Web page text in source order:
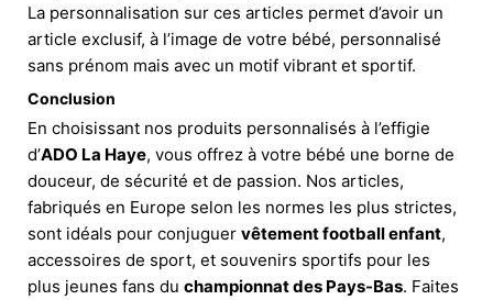
La personnalisation sur ces articles permet d’avoir un
article exclusif, à l’image de votre bébé, personnalisé
sans prénom mais avec un motif vibrant et sportif.
Conclusion
En choisissant nos produits personnalisés à l’effigie
d’ADO La Haye, vous offrez à votre bébé une borne de
douceur, de sécurité et de passion. Nos articles,
fabriqués en Europe selon les normes les plus strictes,
sont idéals pour conjuguer vêtement football enfant,
accessoires de sport, et souvenirs sportifs pour les
plus jeunes fans du championnat des Pays-Bas. Faites